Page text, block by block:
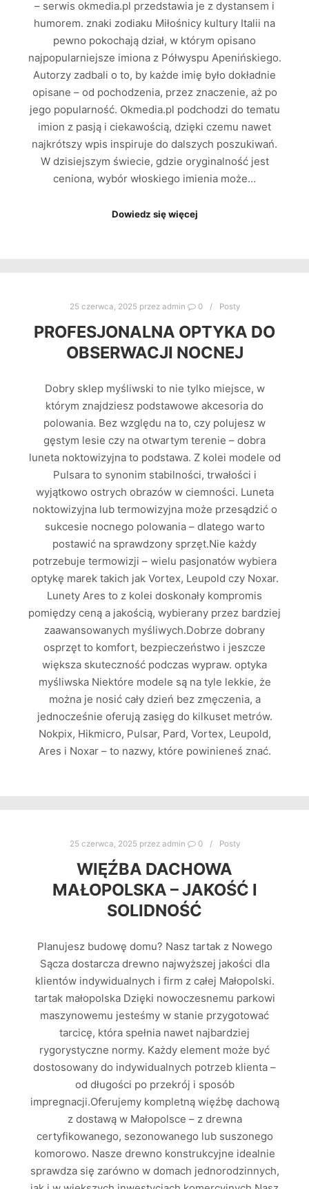
– serwis okmedia.pl przedstawia je z dystansem i
humorem. znaki zodiaku Miłośnicy kultury Italii na
pewno pokochają dział, w którym opisano
najpopularniejsze imiona z Półwyspu Apenińskiego.
Autorzy zadbali o to, by każde imię było dokładnie
opisane – od pochodzenia, przez znaczenie, aż po
jego popularność. Okmedia.pl podchodzi do tematu
imion z pasją i ciekawością, dzięki czemu nawet
najkrótszy wpis inspiruje do dalszych poszukiwań.
W dzisiejszym świecie, gdzie oryginalność jest
ceniona, wybór włoskiego imienia może…
Dowiedz się więcej
25 czerwca, 2025 przez admin 0 Posty
PROFESJONALNA OPTYKA DO
OBSERWACJI NOCNEJ
Dobry sklep myśliwski to nie tylko miejsce, w
którym znajdziesz podstawowe akcesoria do
polowania. Bez względu na to, czy polujesz w
gęstym lesie czy na otwartym terenie – dobra
luneta noktowizyjna to podstawa. Z kolei modele od
Pulsara to synonim stabilności, trwałości i
wyjątkowo ostrych obrazów w ciemności. Luneta
noktowizyjna lub termowizyjna może przesądzić o
sukcesie nocnego polowania – dlatego warto
postawić na sprawdzony sprzęt.Nie każdy
potrzebuje termowizji – wielu pasjonatów wybiera
optykę marek takich jak Vortex, Leupold czy Noxar.
Lunety Ares to z kolei doskonały kompromis
pomiędzy ceną a jakością, wybierany przez bardziej
zaawansowanych myśliwych.Dobrze dobrany
osprzęt to komfort, bezpieczeństwo i jeszcze
większa skuteczność podczas wypraw. optyka
myśliwska Niektóre modele są na tyle lekkie, że
można je nosić cały dzień bez zmęczenia, a
jednocześnie oferują zasięg do kilkuset metrów.
Nokpix, Hikmicro, Pulsar, Pard, Vortex, Leupold,
Ares i Noxar – to nazwy, które powinieneś znać.
25 czerwca, 2025 przez admin 0 Posty
WIĘŹBA DACHOWA
MAŁOPOLSKA – JAKOŚĆ I
SOLIDNOŚĆ
Planujesz budowę domu? Nasz tartak z Nowego
Sącza dostarcza drewno najwyższej jakości dla
klientów indywidualnych i firm z całej Małopolski.
tartak małopolska Dzięki nowoczesnemu parkowi
maszynowemu jesteśmy w stanie przygotować
tarcicę, która spełnia nawet najbardziej
rygorystyczne normy. Każdy element może być
dostosowany do indywidualnych potrzeb klienta –
od długości po przekrój i sposób
impregnacji.Oferujemy kompletną więźbę dachową
z dostawą w Małopolsce – z drewna
certyfikowanego, sezonowanego lub suszonego
komorowo. Nasze drewno konstrukcyjne idealnie
sprawdza się zarówno w domach jednorodzinnych,